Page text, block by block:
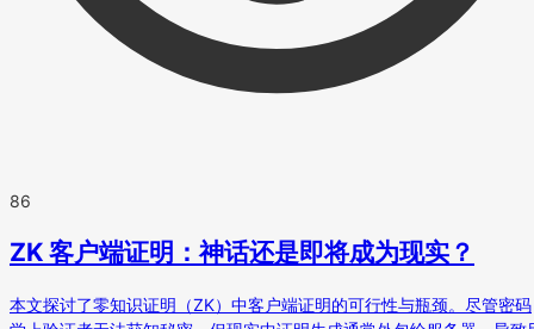
86
ZK 客户端证明：神话还是即将成为现实？
本文探讨了零知识证明（ZK）中客户端证明的可行性与瓶颈。尽管密码